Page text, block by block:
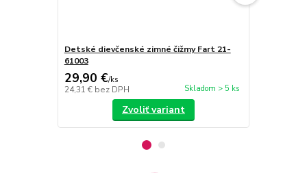
Detské dievčenské zimné čižmy Fart 21-
61003
29,90 €/ks
24,31 € bez DPH Skladom > 5 ks
Zvoliť variant